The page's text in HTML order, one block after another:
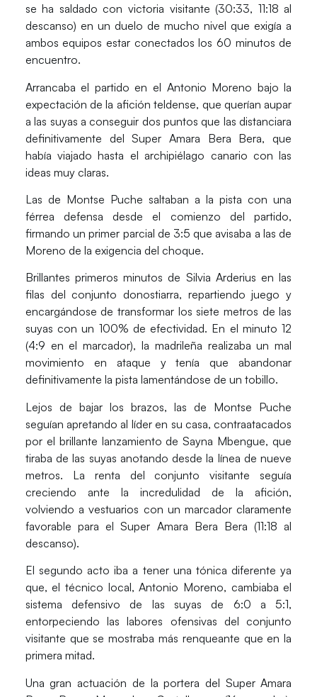
se ha saldado con victoria visitante (30:33, 11:18 al
descanso) en un duelo de mucho nivel que exigía a
ambos equipos estar conectados los 60 minutos de
encuentro.
Arrancaba el partido en el Antonio Moreno bajo la
expectación de la afición teldense, que querían aupar
a las suyas a conseguir dos puntos que las distanciara
definitivamente delSuper Amara Bera Bera, que
había viajado hasta el archipiélago canario con las
ideas muy claras.
Las de Montse Puche saltaban a la pista con una
férrea defensa desde el comienzo del partido,
firmando un primer parcial de 3:5 que avisaba a las de
Moreno de la exigencia del choque.
Brillantes primeros minutos de Silvia Arderius en las
filas del conjunto donostiarra, repartiendo juego y
encargándose de transformar los siete metros de las
suyas con un 100% de efectividad. En el minuto 12
(4:9 en el marcador), la madrileña realizaba un mal
movimiento en ataque y tenía que abandonar
definitivamente la pista lamentándose de un tobillo.
Lejos de bajar los brazos, las de Montse Puche
seguían apretando al líder en su casa, contraatacados
por el brillante lanzamiento deSayna Mbengue, que
tiraba de las suyas anotando desde la línea de nueve
metros. La renta del conjunto visitante seguía
creciendo ante la incredulidad de la afición,
volviendo a vestuarios con un marcador claramente
favorable para el Super Amara Bera Bera (11:18 al
descanso).
El segundo acto iba a tener una tónica diferente ya
que, el técnico local,Antonio Moreno, cambiaba el
sistema defensivo de las suyas de 6:0 a 5:1,
entorpeciendo las labores ofensivas del conjunto
visitante que se mostraba más renqueante que en la
primera mitad.
Una gran actuación de la portera del Super Amara